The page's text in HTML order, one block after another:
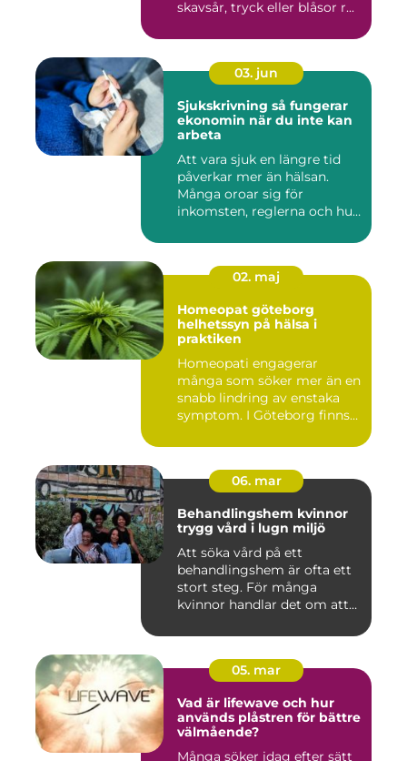
skavsår, tryck eller blåsor r...
03. jun
Sjukskrivning så fungerar
ekonomin när du inte kan
arbeta
Att vara sjuk en längre tid
påverkar mer än hälsan.
Många oroar sig för
inkomsten, reglerna och hur
02. maj
Homeopat göteborg
helhetssyn på hälsa i
praktiken
Homeopati engagerar
många som söker mer än en
snabb lindring av enstaka
symptom. I Göteborg finns
06. mar
Behandlingshem kvinnor
trygg vård i lugn miljö
Att söka vård på ett
behandlingshem är ofta ett
stort steg. För många
kvinnor handlar det om att
05. mar
Vad är lifewave och hur
används plåstren för bättre
välmående?
Många söker idag efter sätt